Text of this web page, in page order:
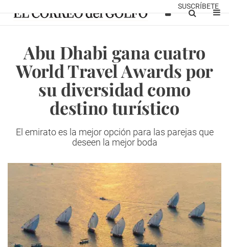
SUSCRÍBETE
Abu Dhabi gana cuatro
World Travel Awards por
su diversidad como
destino turístico
El emirato es la mejor opción para las parejas que
deseen la mejor boda